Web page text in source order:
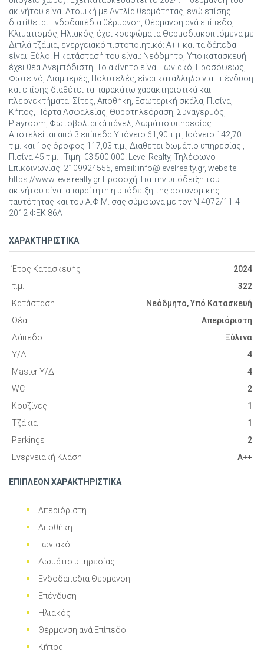
ακινήτου είναι Ατομική με Αντλία θερμότητας, ενώ επίσης
διατίθεται Ενδοδαπέδια θέρμανση, Θέρμανση ανά επίπεδο,
Κλιματισμός, Ηλιακός, έχει κουφώματα Θερμοδιακοπτόμενα με
Διπλά τζάμια, ενεργειακό πιστοποιητικό: Α++ και τα δάπεδα
είναι: Ξύλο. Η κατάστασή του είναι: Νεόδμητο, Υπο κατασκευή,
έχει θέα Ανεμπόδιστη. Το ακίνητο είναι Γωνιακό, Προσόψεως,
Φωτεινό, Διαμπερές, Πολυτελές, είναι κατάλληλο για Επένδυση
και επίσης διαθέτει τα παρακάτω χαρακτηριστικά και
πλεονεκτήματα: Σίτες, Αποθήκη, Εσωτερική σκάλα, Πισίνα,
Κήπος, Πόρτα Ασφαλείας, Θυροτηλεόραση, Συναγερμός,
Playroom, Φωτοβολταικά πάνελ, Δωμάτιο υπηρεσίας.
Αποτελείται από 3 επίπεδα Υπόγειο 61,90 τ.μ., Ισόγειο 142,70
τ.μ. και 1ος όροφος 117,03 τ.μ., Διαθέτει δωμάτιο υπηρεσίας ,
Πισίνα 45 τ.μ. . Τιμή: €3.500.000. Level Realty, Τηλέφωνο
Επικοινωνίας: 2109924555, email: info@levelrealty.gr, website:
https://www.levelrealty.gr Προσοχή: Για την υπόδειξη του
ακινήτου είναι απαραίτητη η υπόδειξη της αστυνομικής
ταυτότητας και του Α.Φ.Μ. σας σύμφωνα με τον Ν.4072/11-4-
2012 ΦΕΚ 86Α
ΧΑΡΑΚΤΗΡΙΣΤΙΚΑ
Έτος Κατασκευής
2024
τ.μ.
322
Κατάσταση
Νεόδμητο, Υπό Κατασκευή
Θέα
Απεριόριστη
Δάπεδο
Ξύλινα
Υ/Δ
4
Master Υ/Δ
4
WC
2
Κουζίνες
1
Τζάκια
1
Parkings
2
Ενεργειακή Κλάση
A++
ΕΠΙΠΛΕΟΝ ΧΑΡΑΚΤΗΡΙΣΤΙΚΑ
Απεριόριστη
Αποθήκη
Γωνιακό
Δωμάτιο υπηρεσίας
Ενδοδαπέδια Θέρμανση
Επένδυση
Ηλιακός
Θέρμανση ανά Επίπεδο
Κήπος